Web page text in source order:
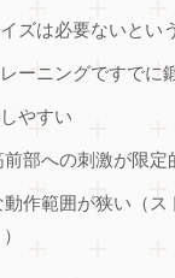
ズは必要ないとい
ーニングですでに
やすい
前部への刺激が限定
動作範囲が狭い（